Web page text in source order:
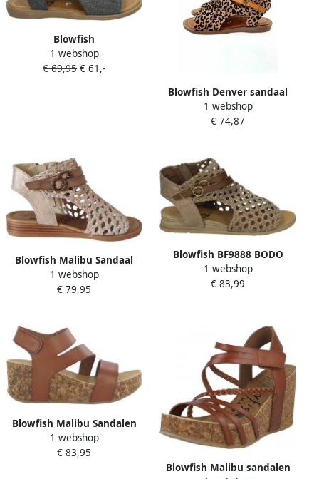
Blowfish
J4353~DENVER~~~~~~~~~~~~~~~~~~
Platte sandalenDames
1 webshop
€ 69,95 € 61,-
Blowfish Denver sandaal
bruin combi 40
1 webshop
€ 74,87
Blowfish Malibu Sandaal
'Anuella' goud
1 webshop
€ 79,95
Blowfish BF9888 BODO
Volwassenen Platte
sandalen Metallics
1 webshop
€ 83,99
Blowfish Malibu Sandalen
met sleehak Sandalen
1 webshop
€ 83,95
Blowfish Malibu sandalen